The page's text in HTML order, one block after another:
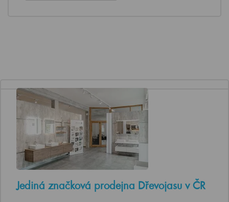
Jediná značková prodejna Dřevojasu v ČR